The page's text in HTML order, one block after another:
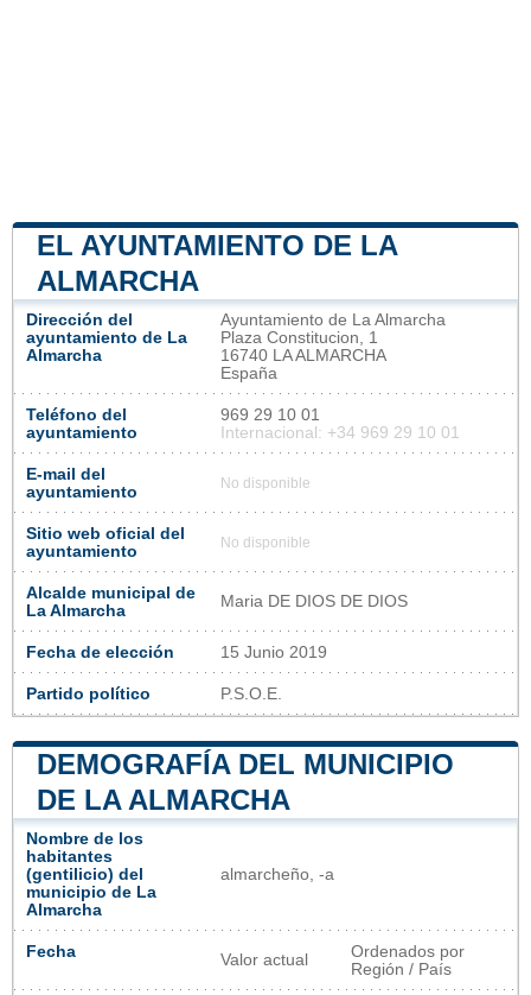
EL AYUNTAMIENTO DE LA
ALMARCHA
Dirección del
ayuntamiento de La
Almarcha
Ayuntamiento de La Almarcha
Plaza Constitucion, 1
16740 LA ALMARCHA
España
Teléfono del
ayuntamiento
969 29 10 01
Internacional: +34 969 29 10 01
E-mail del
ayuntamiento
No disponible
Sitio web oficial del
ayuntamiento
No disponible
Alcalde municipal de
La Almarcha
Maria DE DIOS DE DIOS
Fecha de elección 15 Junio 2019
Partido político P.S.O.E.
DEMOGRAFÍA DEL MUNICIPIO
DE LA ALMARCHA
Nombre de los
habitantes
(gentilicio) del
municipio de La
Almarcha
almarcheño, -a
Fecha Valor actual
Ordenados por
Región / País